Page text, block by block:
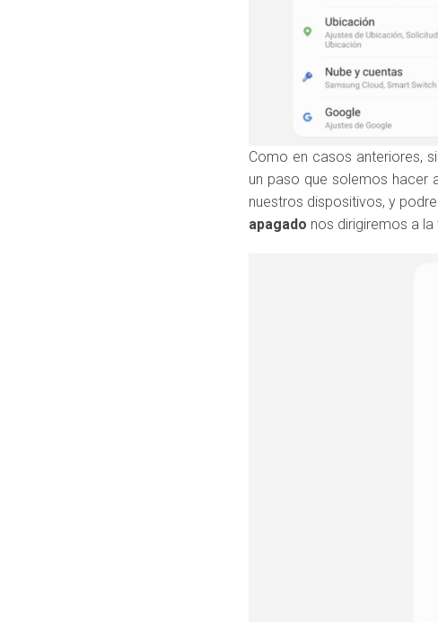
Como en casos anteriores,
un paso que solemos hacer
nuestros dispositivos, y
apagado nos dirigiremos a